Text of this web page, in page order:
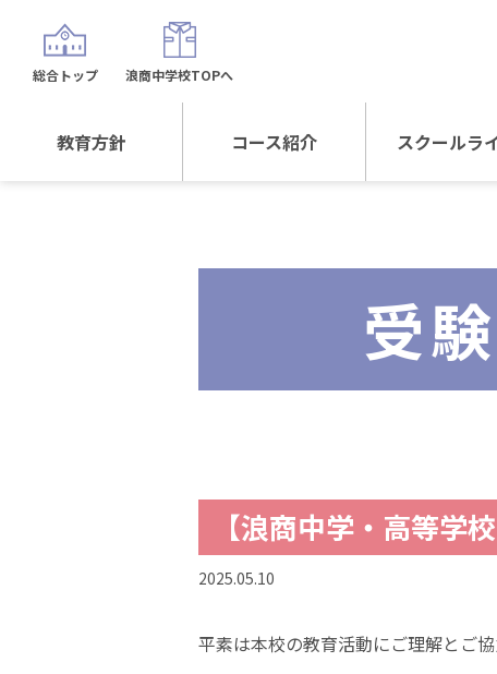
教育方針 コース紹介 スクールラ
総合トップ 浪商中学校TOPへ
受
【浪商中学・高等
2025.05.10
平素は本校の教育活動にご理解とご